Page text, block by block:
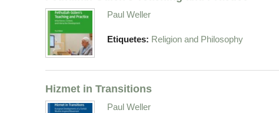
Paul Weller
Etiquetes: Religion and Philosophy
Hizmet in Transitions
Paul Weller